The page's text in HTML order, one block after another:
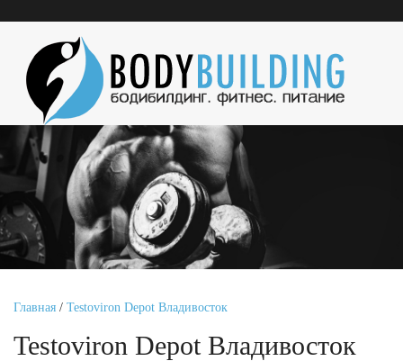
Главная / Testoviron Depot Владивосток
Testoviron Depot Владивосток